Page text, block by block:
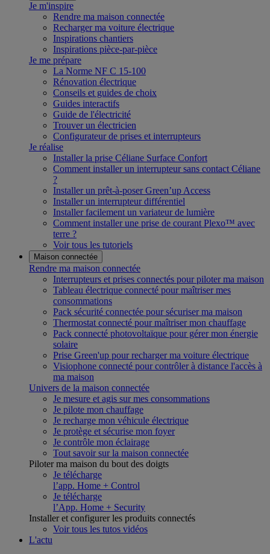
Je m'inspire
Rendre ma maison connectée
Recharger ma voiture électrique
Inspirations chantiers
Inspirations pièce-par-pièce
Je me prépare
La Norme NF C 15-100
Rénovation électrique
Conseils et guides de choix
Guides interactifs
Guide de l'électricité
Trouver un électricien
Configurateur de prises et interrupteurs
Je réalise
Installer la prise Céliane Surface Confort
Comment installer un interrupteur sans contact Céliane
?
Installer un prêt-à-poser Green’up Access
Installer un interrupteur différentiel
Installer facilement un variateur de lumière
Comment installer une prise de courant Plexo™ avec
terre ?
Voir tous les tutoriels
Maison connectée
Rendre ma maison connectée
Interrupteurs et prises connectés pour piloter ma maison
Tableau électrique connecté pour maîtriser mes
consommations
Pack sécurité connectée pour sécuriser ma maison
Thermostat connecté pour maîtriser mon chauffage
Pack connecté photovoltaïque pour gérer mon énergie
solaire
Prise Green'up pour recharger ma voiture électrique
Visiophone connecté pour contrôler à distance l'accès à
ma maison
Univers de la maison connectée
Je mesure et agis sur mes consommations
Je pilote mon chauffage
Je recharge mon véhicule électrique
Je protège et sécurise mon foyer
Je contrôle mon éclairage
Tout savoir sur la maison connectée
Piloter ma maison du bout des doigts
Je télécharge
l’app. Home + Control
Je télécharge
l’App. Home + Security
Installer et configurer les produits connectés
Voir tous les tutos vidéos
L'actu